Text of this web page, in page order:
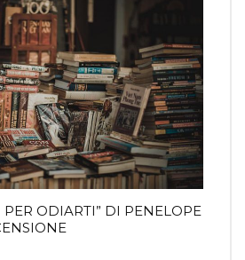
ODIARTI” DI PENELOPE